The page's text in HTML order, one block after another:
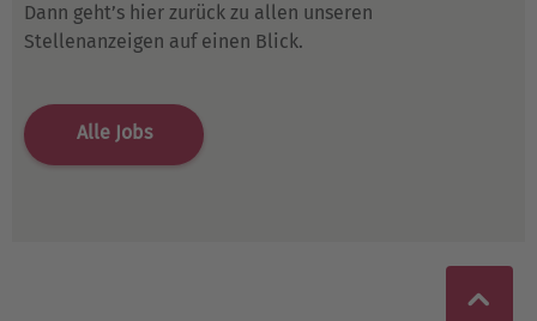
Dann geht’s hier zurück zu allen unseren
Stellenanzeigen auf einen Blick.
Alle Jobs